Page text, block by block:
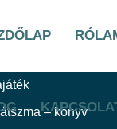
– könyv